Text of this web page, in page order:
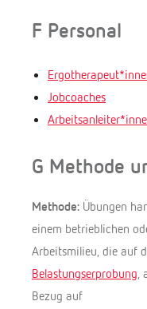
F Personal
Jobcoaches
G Methode
Methode: Übungen
einem betrieblichen
Arbeitsmilieu, die auf
Belastungserprobung,
Bezug auf